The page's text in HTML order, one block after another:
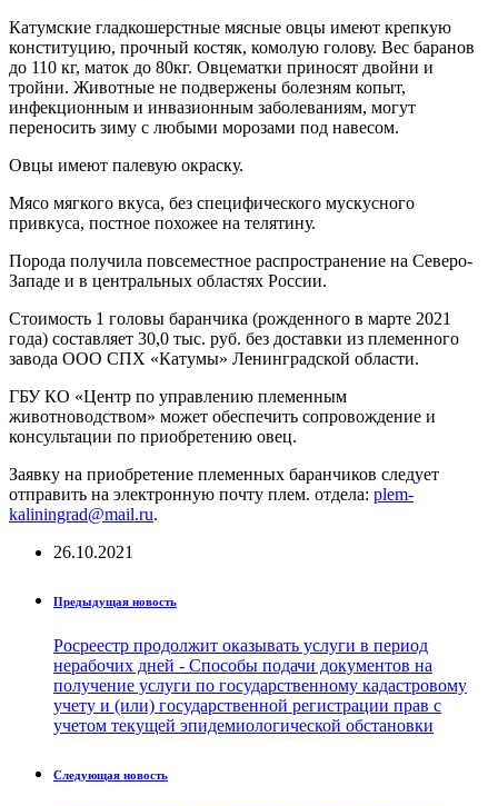
Катумские гладкошерстные мясные овцы имеют крепкую
конституцию, прочный костяк, комолую голову. Вес баранов
до 110 кг, маток до 80кг. Овцематки приносят двойни и
тройни. Животные не подвержены болезням копыт,
инфекционным и инвазионным заболеваниям, могут
переносить зиму с любыми морозами под навесом.
Овцы имеют палевую окраску.
Мясо мягкого вкуса, без специфического мускусного
привкуса, постное похожее на телятину.
Порода получила повсеместное распространение на Северо-
Западе и в центральных областях России.
Стоимость 1 головы баранчика (рожденного в марте 2021
года) составляет 30,0 тыс. руб. без доставки из племенного
завода ООО СПХ «Катумы» Ленинградской области.
ГБУ КО «Центр по управлению племенным
животноводством» может обеспечить сопровождение и
консультации по приобретению овец.
Заявку на приобретение племенных баранчиков следует
отправить на электронную почту плем. отдела: plem-
kaliningrad@mail.ru.
26.10.2021
Предыдущая новость
Росреестр продолжит оказывать услуги в период
нерабочих дней - Способы подачи документов на
получение услуги по государственному кадастровому
учету и (или) государственной регистрации прав с
учетом текущей эпидемиологической обстановки
Следующая новость